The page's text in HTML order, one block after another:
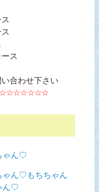
ス
合わせ下さい
ゃん♡
ゃん♡もちちゃん
ん♡